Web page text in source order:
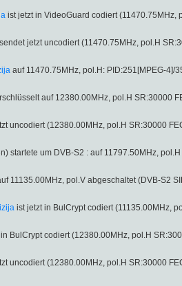
ist jetzt in VideoGuard codiert (11470.75MHz,
jetzt uncodiert (11470.75MHz, pol.H
auf 11470.75MHz, pol.H: PID:251[MPEG-4]/
auf 12380.00MHz, pol.H SR:30000
uncodiert (12380.00MHz, pol.H SR:30000
startete um DVB-S2 : auf 11797.50MHz,
11135.00MHz, pol.V abgeschaltet (DVB-S2
ist jetzt in BulCrypt codiert (11135.00MHz,
BulCrypt codiert (12380.00MHz, pol.H
uncodiert (12380.00MHz, pol.H SR:30000